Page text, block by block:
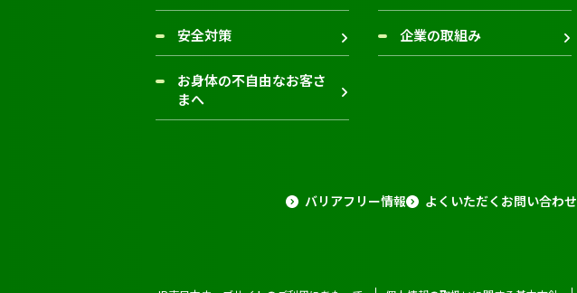
安全対策 企業の取組み
お身体の不自由なお客さ
まへ
バリアフリー情報 よくいただくお問い合わせ